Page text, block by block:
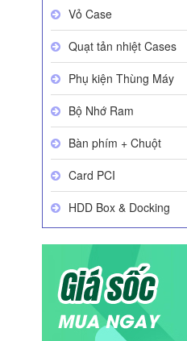
Vỏ Case
Quạt tản nhiệt Cases
Phụ kiện Thùng Máy
Bộ Nhớ Ram
Bàn phím + Chuột
Card PCI
HDD Box & Docking